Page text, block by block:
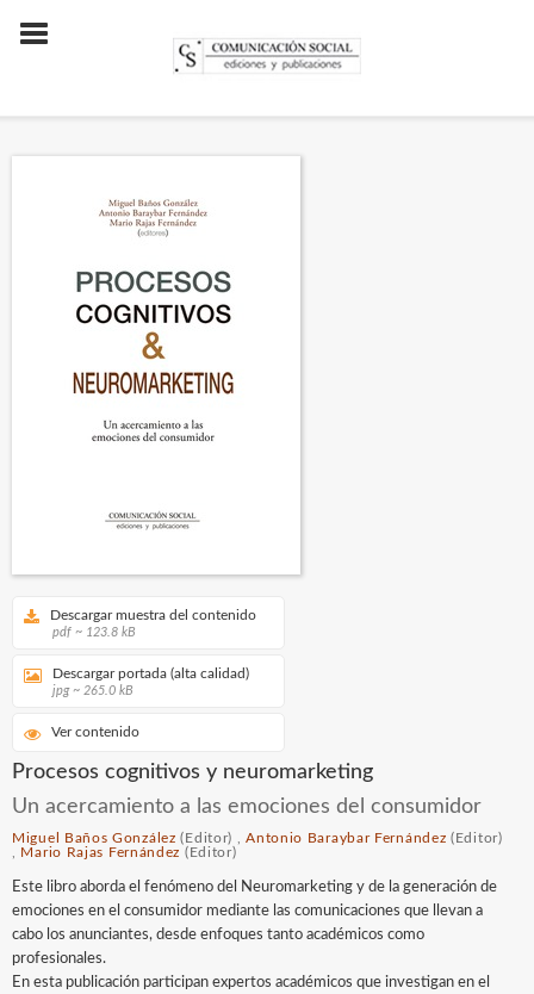
Descargar muestra del contenido
pdf ~ 123.8 kB
Descargar portada (alta calidad)
jpg ~ 265.0 kB
Ver contenido
Procesos cognitivos y neuromarketing
Un acercamiento a las emociones del consumidor
Miguel Baños González (Editor) ,Antonio Baraybar Fernández (Editor)
Mario Rajas Fernández (Editor)
Este libro aborda el fenómeno del Neuromarketing y de la generación de
emociones en el consumidor mediante las comunicaciones que llevan a
cabo los anunciantes, desde enfoques tanto académicos como
profesionales.
En esta publicación participan expertos académicos que investigan en el